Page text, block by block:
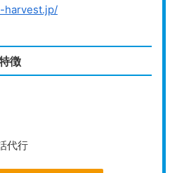
・メールボックスプラス:月額料金
※料金は24ヶ月契約のもの
harvest.jp/
徴
代行